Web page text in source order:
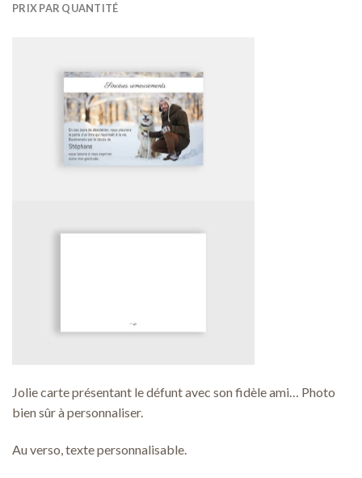
PRIX PAR QUANTITÉ
Jolie carte présentant le défunt avec son fidèle ami… Photo
bien sûr à personnaliser.
Au verso, texte personnalisable.